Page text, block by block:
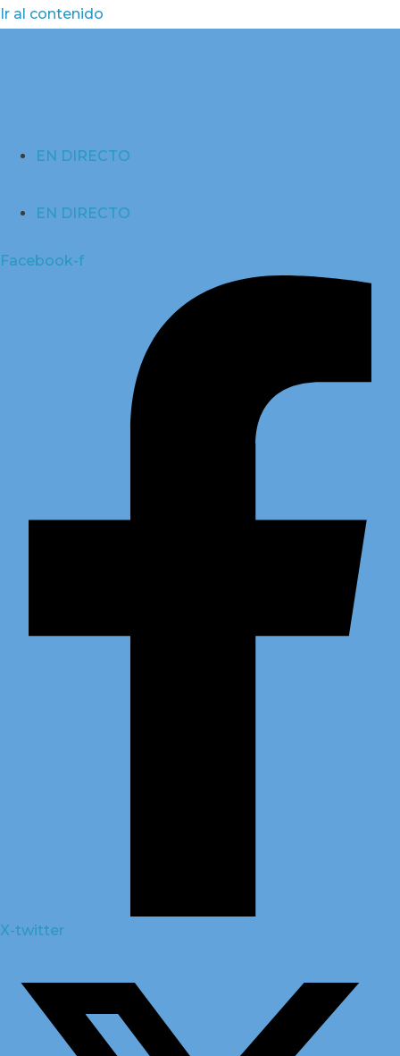
Ir al contenido
EN DIRECTO
EN DIRECTO
Facebook-f
X-twitter